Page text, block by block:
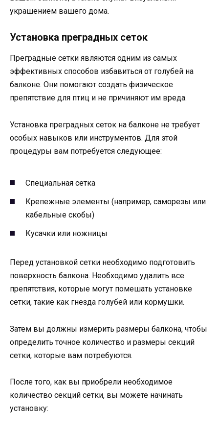
украшением вашего дома.
Установка преградных сеток
Преградные сетки являются одним из самых
эффективных способов избавиться от голубей на
балконе. Они помогают создать физическое
препятствие для птиц и не причиняют им вреда.
Установка преградных сеток на балконе не требует
особых навыков или инструментов. Для этой
процедуры вам потребуется следующее:
Специальная сетка
Крепежные элементы (например, саморезы или
кабельные скобы)
Кусачки или ножницы
Перед установкой сетки необходимо подготовить
поверхность балкона. Необходимо удалить все
препятствия, которые могут помешать установке
сетки, такие как гнезда голубей или кормушки.
Затем вы должны измерить размеры балкона, чтобы
определить точное количество и размеры секций
сетки, которые вам потребуются.
После того, как вы приобрели необходимое
количество секций сетки, вы можете начинать
установку: